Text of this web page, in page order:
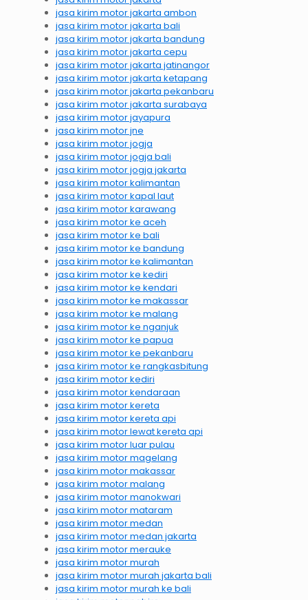
jasa kirim motor jakarta ambon
jasa kirim motor jakarta bali
jasa kirim motor jakarta bandung
jasa kirim motor jakarta cepu
jasa kirim motor jakarta jatinangor
jasa kirim motor jakarta ketapang
jasa kirim motor jakarta pekanbaru
jasa kirim motor jakarta surabaya
jasa kirim motor jayapura
jasa kirim motor jne
jasa kirim motor jogja
jasa kirim motor jogja bali
jasa kirim motor jogja jakarta
jasa kirim motor kalimantan
jasa kirim motor kapal laut
jasa kirim motor karawang
jasa kirim motor ke aceh
jasa kirim motor ke bali
jasa kirim motor ke bandung
jasa kirim motor ke kalimantan
jasa kirim motor ke kediri
jasa kirim motor ke kendari
jasa kirim motor ke makassar
jasa kirim motor ke malang
jasa kirim motor ke nganjuk
jasa kirim motor ke papua
jasa kirim motor ke pekanbaru
jasa kirim motor ke rangkasbitung
jasa kirim motor kediri
jasa kirim motor kendaraan
jasa kirim motor kereta
jasa kirim motor kereta api
jasa kirim motor lewat kereta api
jasa kirim motor luar pulau
jasa kirim motor magelang
jasa kirim motor makassar
jasa kirim motor malang
jasa kirim motor manokwari
jasa kirim motor mataram
jasa kirim motor medan
jasa kirim motor medan jakarta
jasa kirim motor merauke
jasa kirim motor murah
jasa kirim motor murah jakarta bali
jasa kirim motor murah ke bali